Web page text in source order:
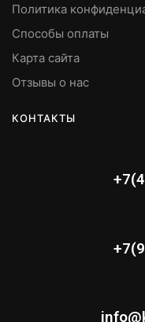
Политика
Способы оплаты
Карта сайта
Отзывы о нас
КОНТАКТЫ